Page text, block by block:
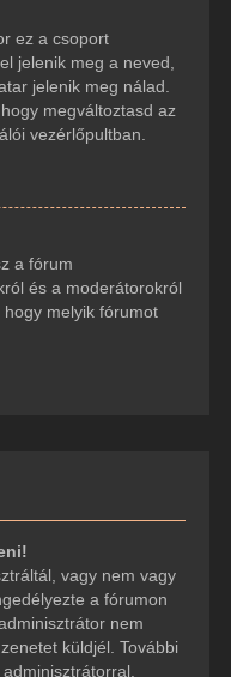
ez a csoport
jelenik meg a neved,
jelenik meg nálad.
megváltoztasd az
vezérlőpultban.
a fórum
és a moderátorokról
melyik fórumot
vagy nem vagy
a fórumon
nem
küldjél. További